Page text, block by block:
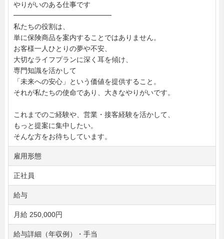
やりがいのある仕事です
━━━━━━━━━━━━━━
私たちの役割は、
単に保険商品を案内することではありません。
お客様一人ひとりの夢や不安、
大切なライフプランに深く耳を傾け、
専門知識を活かして
「未来への安心」という価値を提供すること。
それが私たちの使命であり、大きなやりがいです。
これまでのご経験や、営業・接客経験を活かして、
もっと提案に集中したい。
そんな方をお待ちしています。
雇用形態
正社員
給与
月給 250,000円
給与詳細（年収例）・手当